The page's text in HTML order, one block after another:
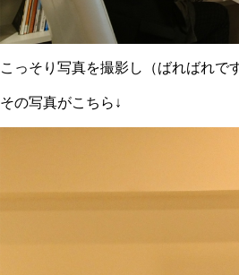
こっそり写真を撮影し（ばればれで
その写真がこちら↓